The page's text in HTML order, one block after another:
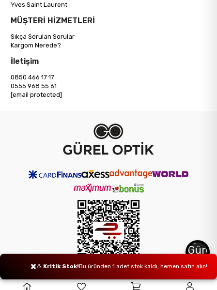
Yves Saint Laurent
MÜŞTERİ HİZMETLERİ
Sıkça Sorulan Sorular
Kargom Nerede?
İletişim
0850 466 17 17
0555 968 55 61
[email protected]
×⚠ Kritik Stok!Bu üründen 1 adet stok kaldı, hemen satın alın!